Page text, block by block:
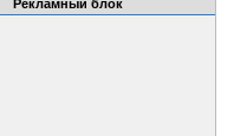
Рекламный блок